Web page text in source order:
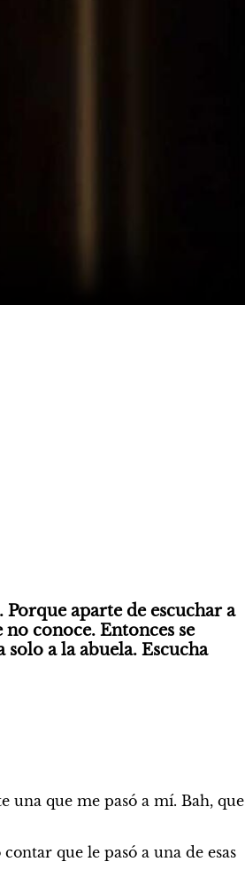
aparte de escuchar a
no conoce. Entonces se
solo a la abuela. Escucha
una que me pasó a mí. Bah, que
que le pasó a una de esas